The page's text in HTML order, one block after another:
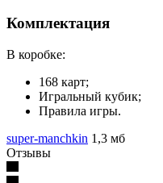
Комплектация
В коробке:
168 карт;
Игральный кубик;
Правила игры.
super-manchkin 1,3 мб
Отзывы